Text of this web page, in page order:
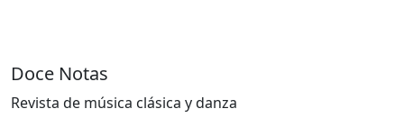
Doce Notas
Revista de música clásica y danza